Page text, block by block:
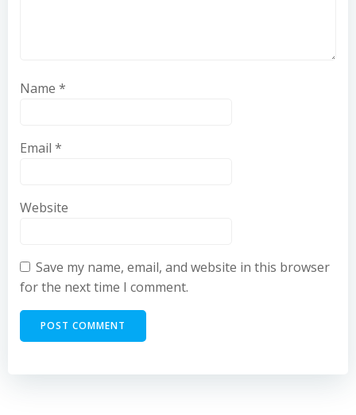
Name *
Email *
Website
Save my name, email, and website in this browser
for the next time I comment.